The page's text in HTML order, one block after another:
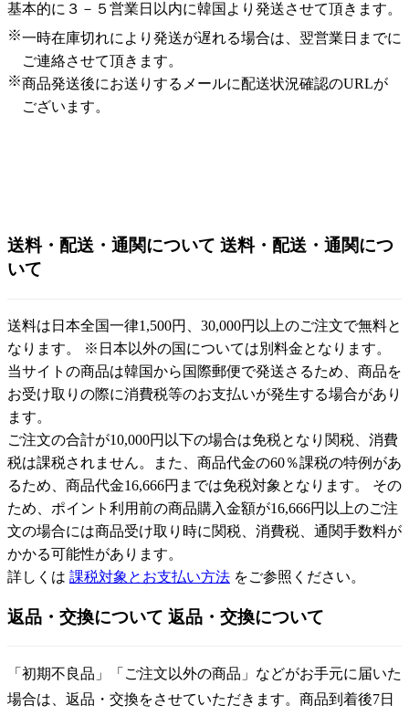
基本的に３－５営業日以内に韓国より発送させて頂きます。
※一時在庫切れにより発送が遅れる場合は、翌営業日までに
ご連絡させて頂きます。
※商品発送後にお送りするメールに配送状況確認のURLが
ございます。
送料・配送・通関について 送料・配送・通関につ
いて
送料は日本全国一律1,500円、30,000円以上のご注文で無料と
なります。 ※日本以外の国については別料金となります。
当サイトの商品は韓国から国際郵便で発送さるため、商品を
お受け取りの際に消費税等のお支払いが発生する場合があり
ます。
ご注文の合計が10,000円以下の場合は免税となり関税、消費
税は課税されません。また、商品代金の60％課税の特例があ
るため、商品代金16,666円までは免税対象となります。 その
ため、ポイント利用前の商品購入金額が16,666円以上のご注
文の場合には商品受け取り時に関税、消費税、通関手数料が
かかる可能性があります。
詳しくは 課税対象とお支払い方法 をご参照ください。
返品・交換について 返品・交換について
「初期不良品」「ご注文以外の商品」などがお手元に届いた
場合は、返品・交換をさせていただきます。商品到着後7日